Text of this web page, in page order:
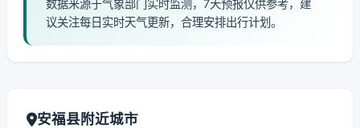
数据来源于气象部门实时监测，7天预报仅供参考，建
议关注每日实时天气更新，合理安排出行计划。
安福县附近城市